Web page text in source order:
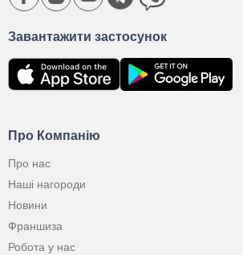
Про Компанію
Про нас
Наші нагороди
Новини
Франшиза
Робота у нас
Завантажити застосунок